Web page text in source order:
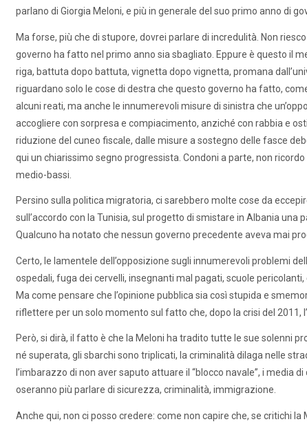
parlano di Giorgia Meloni, e più in generale del suo primo anno di
Ma forse, più che di stupore, dovrei parlare di incredulità. Non
governo ha fatto nel primo anno sia sbagliato. Eppure è questo il
riga, battuta dopo battuta, vignetta dopo vignetta, promana
riguardano solo le cose di destra che questo governo ha fatto,
alcuni reati, ma anche le innumerevoli misure di sinistra che
accogliere con sorpresa e compiacimento, anziché con rabbia e
riduzione del cuneo fiscale, dalle misure a sostegno delle fasce
qui un chiarissimo segno progressista. Condoni a parte, non
medio-bassi.
Persino sulla politica migratoria, ci sarebbero molte cose da
sull’accordo con la Tunisia, sul progetto di smistare in Albania una
Qualcuno ha notato che nessun governo precedente aveva mai
Certo, le lamentele dell’opposizione sugli innumerevoli problemi
ospedali, fuga dei cervelli, insegnanti mal pagati, scuole
Ma come pensare che l’opinione pubblica sia così stupida e
riflettere per un solo momento sul fatto che, dopo la crisi del 2011,
Però, si dirà, il fatto è che la Meloni ha tradito tutte le sue solenni
né superata, gli sbarchi sono triplicati, la criminalità dilaga nelle
l’imbarazzo di non aver saputo attuare il “blocco navale”, i media
oseranno più parlare di sicurezza, criminalità, immigrazione.
Anche qui, non ci posso credere: come non capire che, se critichi